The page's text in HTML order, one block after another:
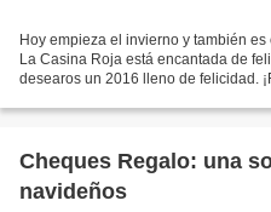
Hoy empieza el invierno y también
La Casina Roja está encantada de
desearos un 2016 lleno de felicidad.
Cheques Regalo: una
navideños